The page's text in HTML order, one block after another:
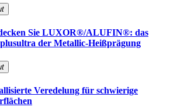
Sie LUXOR®/ALUFIN®: das
der Metallic-Heißprägung
Veredelung für schwierige